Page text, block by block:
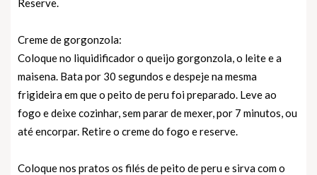
Reserve.
Creme de gorgonzola:
Coloque no liquidificador o queijo gorgonzola, o leite e a
maisena. Bata por 30 segundos e despeje na mesma
frigideira em que o peito de peru foi preparado. Leve ao
fogo e deixe cozinhar, sem parar de mexer, por 7 minutos, ou
até encorpar. Retire o creme do fogo e reserve.
Coloque nos pratos os filés de peito de peru e sirva com o